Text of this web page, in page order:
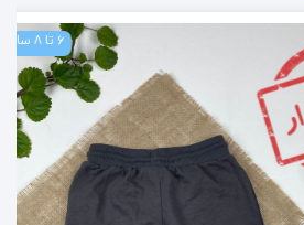
6 تا 8 سال